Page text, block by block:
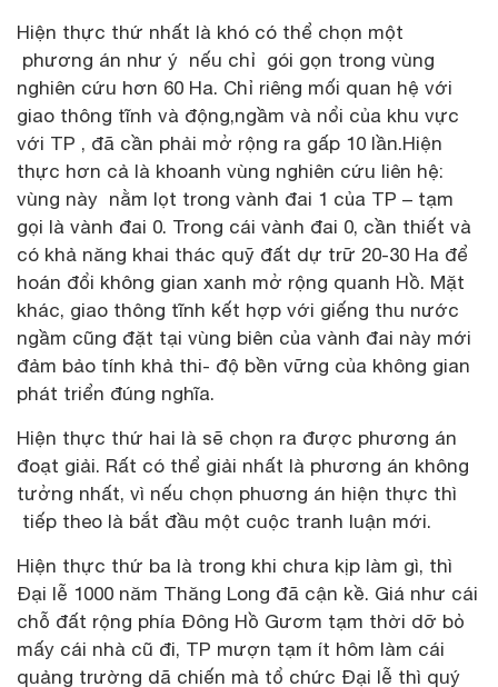
Hiện thực thứ nhất là khó có thể chọn một
phương án như ý nếu chỉ gói gọn trong vùng
nghiên cứu hơn 60 Ha. Chỉ riêng mối quan hệ với
giao thông tĩnh và động,ngầm và nổi của khu vực
với TP , đã cần phải mở rộng ra gấp 10 lần.Hiện
thực hơn cả là khoanh vùng nghiên cứu liên hệ:
vùng này nằm lọt trong vành đai 1 của TP – tạm
gọi là vành đai 0. Trong cái vành đai 0, cần thiết và
có khả năng khai thác quỹ đất dự trữ 20-30 Ha để
hoán đổi không gian xanh mở rộng quanh Hồ. Mặt
khác, giao thông tĩnh kết hợp với giếng thu nước
ngầm cũng đặt tại vùng biên của vành đai này mới
đảm bảo tính khả thi- độ bền vững của không gian
phát triển đúng nghĩa.
Hiện thực thứ hai là sẽ chọn ra được phương án
đoạt giải. Rất có thể giải nhất là phương án không
tưởng nhất, vì nếu chọn phuơng án hiện thực thì
tiếp theo là bắt đầu một cuộc tranh luận mới.
Hiện thực thứ ba là trong khi chưa kịp làm gì, thì
Đại lễ 1000 năm Thăng Long đã cận kề. Giá như cái
chỗ đất rộng phía Đông Hồ Gươm tạm thời dỡ bỏ
mấy cái nhà cũ đi, TP mượn tạm ít hôm làm cái
quảng trường dã chiến mà tổ chức Đại lễ thì quý